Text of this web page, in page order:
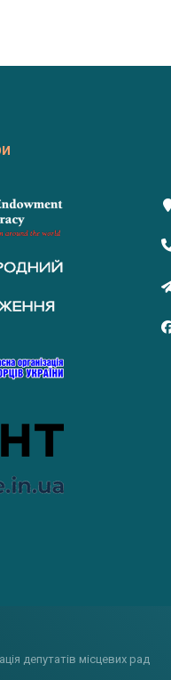
депутатів місцевих рад